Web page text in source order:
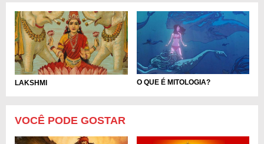
LAKSHMI O QUE É MITOLOGIA?
VOCÊ PODE GOSTAR